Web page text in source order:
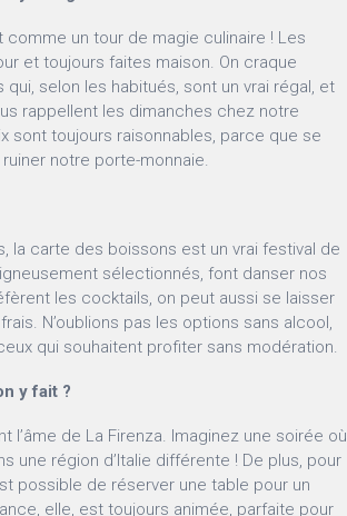
comme un tour de magie culinaire ! Les
et toujours faites maison. On craque
selon les habitués, sont un vrai régal, et
rappellent les dimanches chez notre
sont toujours raisonnables, parce que se
notre porte-monnaie.
la carte des boissons est un vrai festival de
sélectionnés, font danser nos
les cocktails, on peut aussi se laisser
N’oublions pas les options sans alcool,
qui souhaitent profiter sans modération.
y fait ?
l’âme de La Firenza. Imaginez une soirée où
une région d’Italie différente ! De plus, pour
possible de réserver une table pour un
elle, est toujours animée, parfaite pour